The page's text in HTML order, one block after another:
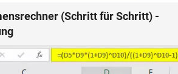
(Schritt für Schritt) -